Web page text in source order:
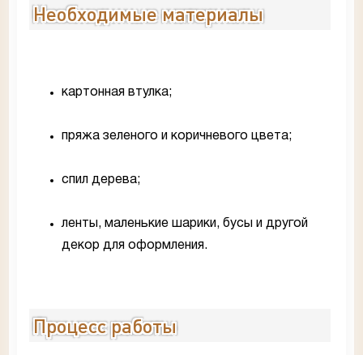
Необходимые материалы
картонная втулка;
пряжа зеленого и коричневого цвета;
спил дерева;
ленты, маленькие шарики, бусы и другой
декор для оформления.
Процесс работы